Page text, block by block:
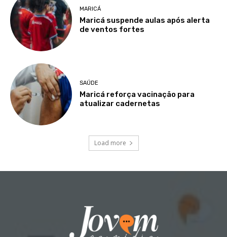
MARICÁ
Maricá suspende aulas após alerta
de ventos fortes
SAÚDE
Maricá reforça vacinação para
atualizar cadernetas
Load more